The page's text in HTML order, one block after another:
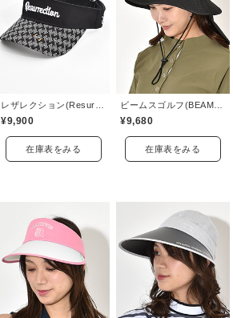
レザレクション(Resurrection)
¥9,900
在庫表をみる
ビームスゴルフ(BEAMS GOLF)
¥9,680
在庫表をみる